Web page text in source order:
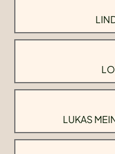
LUKAS